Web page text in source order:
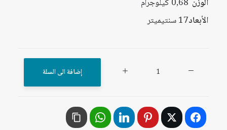
الوزن 0,68 كيلوجرام
الأبعاد17 سنتيميتر
في
الوطن
إضافة الى السلة